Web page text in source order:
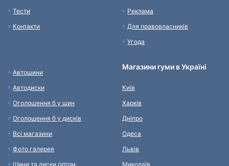
Тести
Контакти
Реклама
Для правовласників
Угода
Автошини
Автодиски
Оголошення б у шин
Оголошення б у дисків
Всі магазини
Фото галерея
Шини та диски оптом
Магазини гуми в Україні
Київ
Харків
Дніпро
Одеса
Львів
Миколаїв